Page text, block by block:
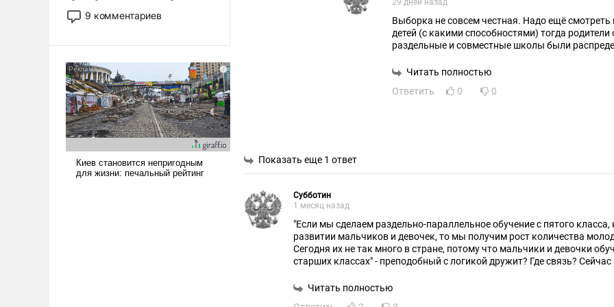
двигаемся по пути
революционных изменений.
псевдонаучной фантастики,
стало всерьез обсуждаемой
идеей.
9 комментариев
29 дней назад
Выборка не совсем честная. Надо ещё
детей (с какими способностями) тогда
раздельные и совместные школы были
Читать полностью
Ответить
0 0
Показать еще 1 ответ
Субботин
1 месяц назад
"Если мы сделаем раздельно-параллельное обучение с пятого класса,
развитии мальчиков и девочек, то мы получим рост количества
Сегодня их не так много в стране, потому что мальчики и девочки
старших классах" - преподобный с логикой дружит? Где связь?
стало?Читать полностью